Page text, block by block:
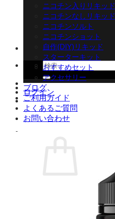
検
索
対
象:
ログイン
ニコチン入りリキッド
ニコチンなしリキッド
ニコチンソルト
ニコチンショット
自作(DIY)リキッド
スターターキット
おすすめセット
アクセサリー
ブログ
ご利用ガイド
よくあるご質問
お問い合わせ